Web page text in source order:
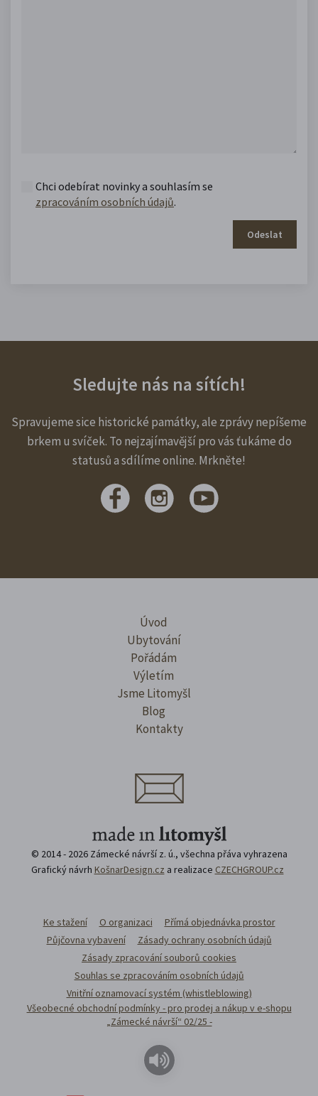
Chci odebírat novinky a souhlasím se
zpracováním osobních údajů.
Odeslat
Sledujte nás na sítích!
Spravujeme sice historické památky, ale zprávy nepíšeme
brkem u svíček. To nejzajímavější pro vás ťukáme do
statusů a sdílíme online. Mrkněte!
Úvod
Ubytování
Pořádám
Výletím
Jsme Litomyšl
Blog
Kontakty
© 2014 - 2026 Zámecké návrší z. ú., všechna přáva vyhrazena
Grafický návrh KošnarDesign.cz a realizace CZECHGROUP.cz
Ke stažení O organizaci
Přímá objednávka prostor
Půjčovna vybavení
Zásady ochrany osobních údajů
Zásady zpracování souborů cookies
Souhlas se zpracováním osobních údajů
Vnitřní oznamovací systém (whistleblowing)
Všeobecné obchodní podmínky - pro prodej a nákup v e-shopu
„Zámecké návrší“ 02/25 -